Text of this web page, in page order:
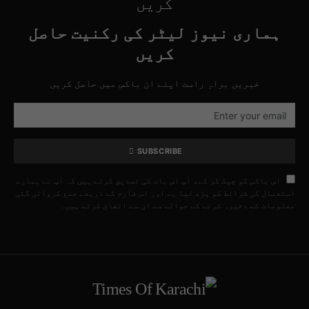
ہماری نیوز لیٹر کی رکنیت حاصل
کریں
خبریں براہِ راست اپنے ان باکس میں حاصل کریں
SUBSCRIBE
اس باکس کو چیک کر کے، آپ اس بات کی تصدیق کرتے ہیں کہ آپ نے ہمارے
استعمال کی شرائط کو پڑھ لیا ہے اور اس فارم کے ذریعے جمع کروائی گئی
معلومات کے ذخیرہ کرنے کے حوالے سے ان سے اتفاق کرتے ہیں۔